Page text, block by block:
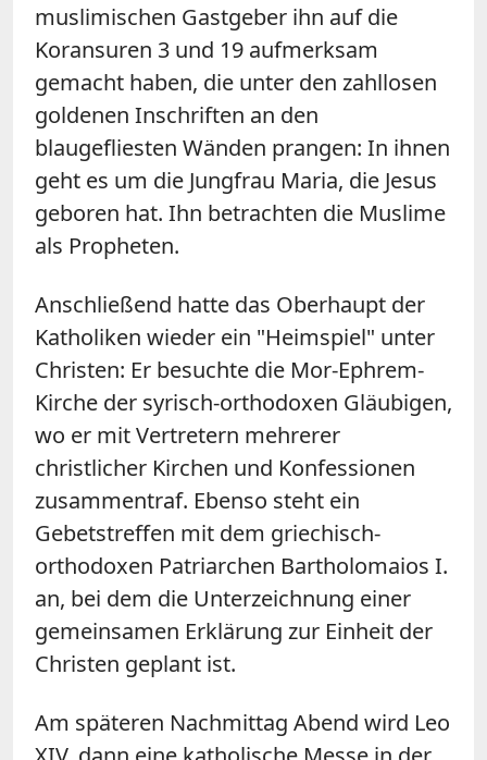
muslimischen Gastgeber ihn auf die
Koransuren 3 und 19 aufmerksam
gemacht haben, die unter den zahllosen
goldenen Inschriften an den
blaugefliesten Wänden prangen: In ihnen
geht es um die Jungfrau Maria, die Jesus
geboren hat. Ihn betrachten die Muslime
als Propheten.
Anschließend hatte das Oberhaupt der
Katholiken wieder ein "Heimspiel" unter
Christen: Er besuchte die Mor-Ephrem-
Kirche der syrisch-orthodoxen Gläubigen,
wo er mit Vertretern mehrerer
christlicher Kirchen und Konfessionen
zusammentraf. Ebenso steht ein
Gebetstreffen mit dem griechisch-
orthodoxen Patriarchen Bartholomaios I.
an, bei dem die Unterzeichnung einer
gemeinsamen Erklärung zur Einheit der
Christen geplant ist.
Am späteren Nachmittag Abend wird Leo